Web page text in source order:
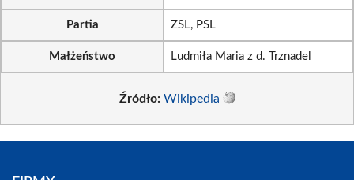
Partia ZSL, PSL
Małżeństwo Ludmiła Maria z d. Trznadel
Źródło: Wikipedia